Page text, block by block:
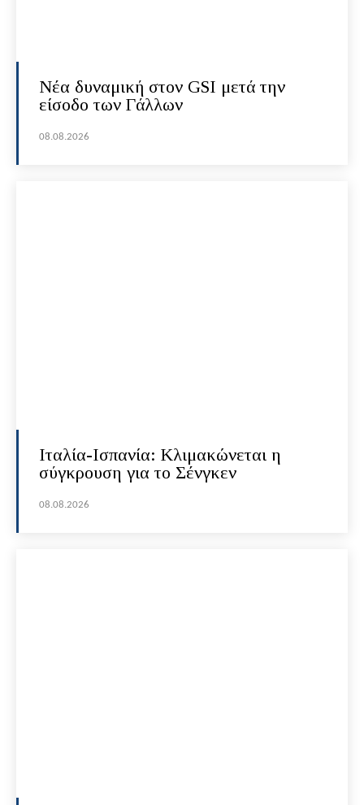
Νέα δυναμική στον GSI μετά την
είσοδο των Γάλλων
08.08.2026
Ιταλία-Ισπανία: Κλιμακώνεται η
σύγκρουση για το Σένγκεν
08.08.2026